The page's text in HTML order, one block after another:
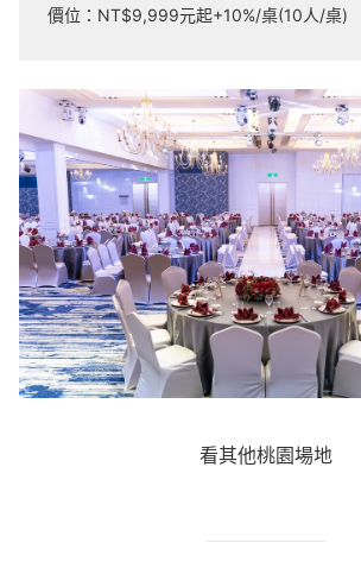
價位：NT$9,999元起+10%/桌(10人/桌)
看其他桃園場地